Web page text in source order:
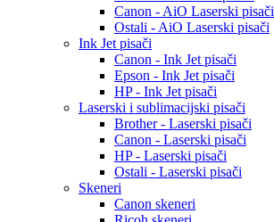
Canon - AiO Laserski pisači
Ostali - AiO Laserski pisači
Ink Jet pisači
Canon - Ink Jet pisači
Epson - Ink Jet pisači
HP - Ink Jet pisači
Laserski i sublimacijski pisači
Brother - Laserski pisači
Canon - Laserski pisači
HP - Laserski pisači
Ostali - Laserski pisači
Skeneri
Canon skeneri